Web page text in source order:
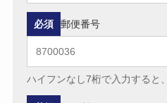
郵便番号
必須
ハイフンなし7桁で入力すると